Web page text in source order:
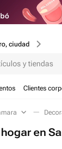
ciudad
y tiendas
Clientes
en